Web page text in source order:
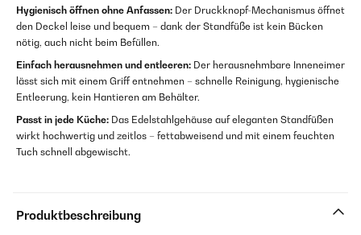
Hygienisch öffnen ohne Anfassen: Der Druckknopf-Mechanismus öffnet
den Deckel leise und bequem – dank der Standfüße ist kein Bücken
nötig, auch nicht beim Befüllen.
Einfach herausnehmen und entleeren: Der herausnehmbare Inneneimer
lässt sich mit einem Griff entnehmen – schnelle Reinigung, hygienische
Entleerung, kein Hantieren am Behälter.
Passt in jede Küche: Das Edelstahlgehäuse auf eleganten Standfüßen
wirkt hochwertig und zeitlos – fettabweisend und mit einem feuchten
Tuch schnell abgewischt.
Produktbeschreibung